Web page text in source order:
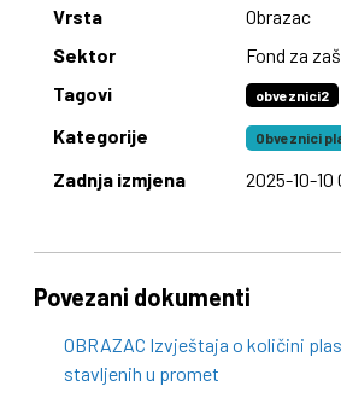
Vrsta
Obrazac
Sektor
Fond za
Tagovi
obveznici2
Kategorije Obveznici
Zadnja izmjena 2025-10-10
Povezani dokumenti
OBRAZAC Izvještaja o količini
stavljenih u promet